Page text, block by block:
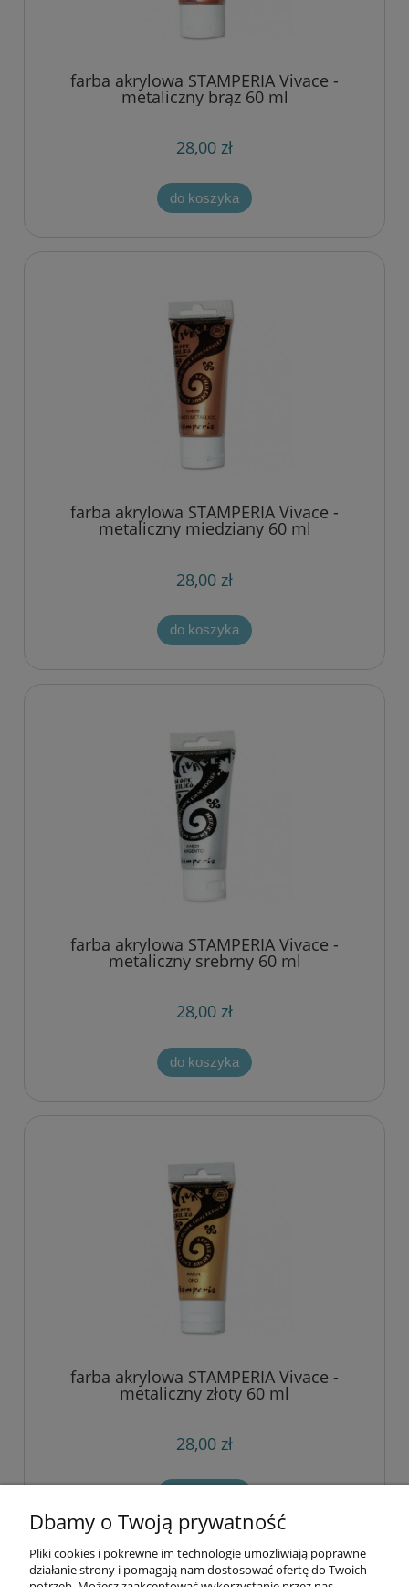
farba akrylowa STAMPERIA Vivace -
metaliczny brąz 60 ml
28,00 zł
do koszyka
farba akrylowa STAMPERIA Vivace -
metaliczny miedziany 60 ml
28,00 zł
do koszyka
farba akrylowa STAMPERIA Vivace -
metaliczny srebrny 60 ml
28,00 zł
do koszyka
farba akrylowa STAMPERIA Vivace -
metaliczny złoty 60 ml
28,00 zł
Informacje
Dbamy o Twoją prywatność
Pliki cookies i pokrewne im technologie umożliwiają poprawne
działanie strony i pomagają nam dostosować ofertę do Twoich